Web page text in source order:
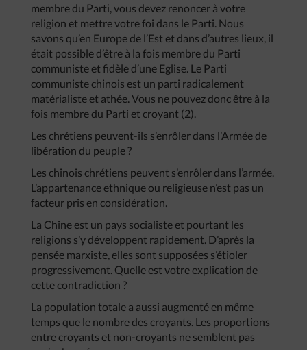
membre du Parti, vous devez renoncer à votre
religion et mettre votre foi dans le Parti. Nous
savons qu’en Europe de l’Est et dans d’autres lieux, il
était possible d’être à la fois membre du Parti
communiste et fidèle d’une Eglise. Le Parti
communiste chinois est un parti radicalement
matérialiste et athée. Vous ne pouvez donc être à la
fois membre du Parti et croyant (2).
Les chrétiens peuvent-ils s’enrôler dans l’Armée de
libération du peuple ?
Les chinois chrétiens peuvent s’enrôler dans l’armée.
L’appartenance ethnique ou religieuse n’est pas un
facteur pris en considération.
La Chine est un pays socialiste et pourtant les
religions s’y développent rapidement. D’après la
pensée marxiste, elles sont supposées s’étioler
progressivement. Quelle est votre explication de
cette contradiction ?
La population totale a aussi augmenté en même
temps que le nombre des croyants. Les proportions
entre croyants et non-croyants ne semblent pas